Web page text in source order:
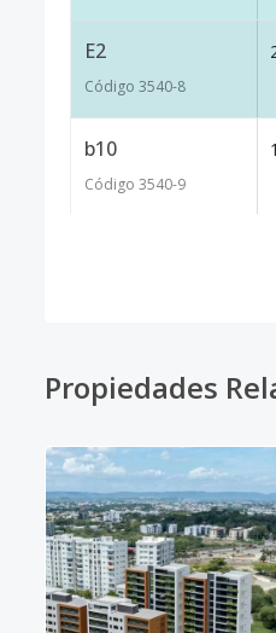
E2
Código 3540-8
b10
Código 3540-9
Propiedades